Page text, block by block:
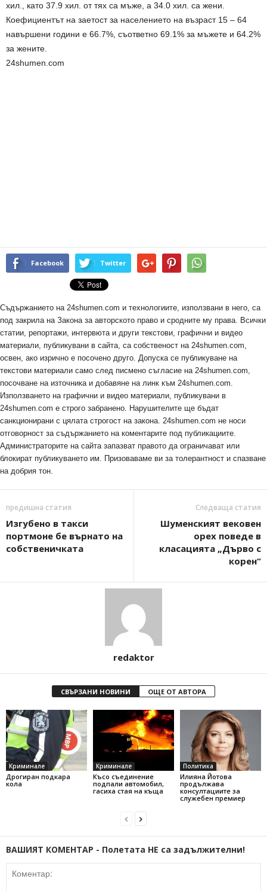
хил., като 37.9 хил. от тях са мъже, а 34.0 хил. са жени.
Коефициентът на заетост за населението на възраст 15 – 64
навършени години е 66.7%, съответно 69.1% за мъжете и 64.2%
за жените.
24shumen.com
Facebook Twitter
Съдържанието на 24shumen.com и технологиите, използвани в него, са
под закрила на Закона за авторското право и сродните му права. Всички
статии, репортажи, интервюта и други текстови, графични и видео
материали, публикувани в сайта, са собственост на 24shumen.com,
освен, ако изрично е посочено друго. Допуска се публикуване на
текстови материали само след писмено съгласие на 24shumen.com,
посочване на източника и добавяне на линк към 24shumen.com.
Използването на графични и видео материали, публикувани в
24shumen.com е строго забранено. Нарушителите ще бъдат
санкционирани с цялата строгост на закона. 24shumen.com не носи
отговорност за съдържанието на коментарите под публикациите.
Администраторите на сайта запазват правото да ограничават или
блокират публикуването им. Призоваваме ви за толерантност и спазване
на добрия тон.
предишна статия
Изгубено в такси
портмоне бе върнато на
собственичката
Следваща статия
Шуменският вековен
орех поведе в
класацията „Дърво с
корен“
redaktor
СВЪРЗАНИ НОВИНИ ОЩЕ ОТ АВТОРА
Криминале
Дрогиран подкара
кола
Криминале
Късо съединение
подпали автомобил,
гасиха стая на къща
Политика
Илияна Йотова
продължава
консултациите за
служебен премиер
ВАШИЯТ КОМЕНТАР - Полетата НЕ са задължителни!